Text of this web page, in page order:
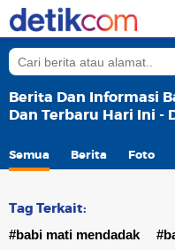
Berita Dan Informasi
Dan Terbaru Hari Ini -
Semua Berita Foto
Tag Terkait:
#babi mati mendadak